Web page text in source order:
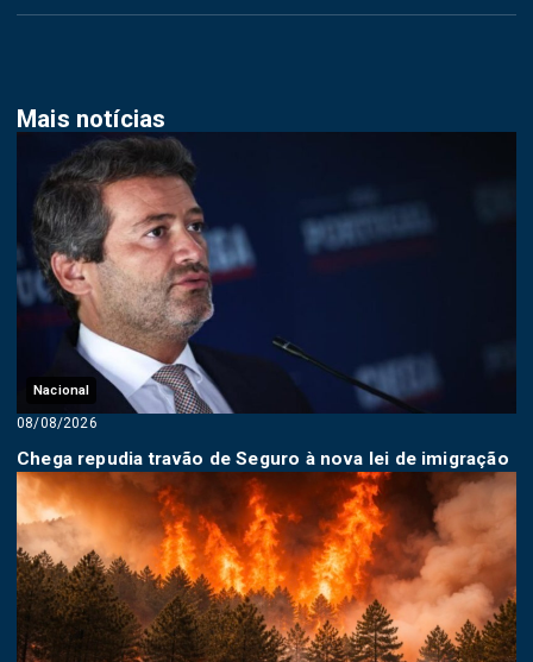
Mais notícias
Nacional
08/08/2026
Chega repudia travão de Seguro à nova lei de imigração